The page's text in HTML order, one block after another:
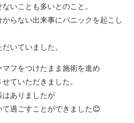
いことも多いとのこと。
らない出来事にパニックを起こし
いていました。
フをつけたまま施術を進め
ていただきました。
ありましたが
過ごすことができました😊